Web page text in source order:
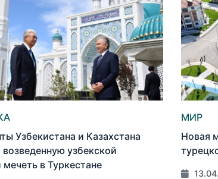
Узбекистана и Казахстана
узбекской
в Туркестане
МИР
Новая